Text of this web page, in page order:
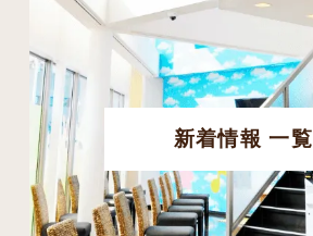
新着情報 一覧